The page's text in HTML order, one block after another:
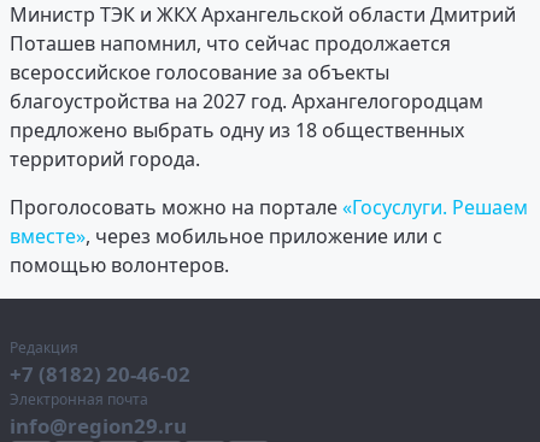
Министр ТЭК и ЖКХ Архангельской области Дмитрий
Поташев напомнил, что сейчас продолжается
всероссийское голосование за объекты
благоустройства на 2027 год. Архангелогородцам
предложено выбрать одну из 18 общественных
территорий города.
Проголосовать можно на портале«Госуслуги. Решаем
вместе», через мобильное приложение или с
помощью волонтеров.
Редакция
+7 (8182) 20-46-02
Электронная почта
info@region29.ru